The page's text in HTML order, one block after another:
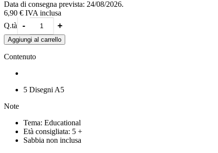
Il basket - L'hockey - Il parco giochi . Una volta colorati con la
sabbia, i disegni possono essere usati come cartoline per
accompagnare un messaggio o quadretti da appendere nella
cameretta, senza ulteriori trattamenti, perché la sabbia rimane
perfettamente incollata ai disegni. SI può anche giocare a mischiare i
disegni e riformare le coppie! All'interno dell'album sono presenti le
istruzioni con gli esempi colore, ma ogni bambino è libero di
estro creativo.
Questo album è realizzato con il patrocinio gratuito
2001 aiuta le famiglie dei bambini con SMA (Atrofia Muscolare
SMA, per aiutare l'associazione a sostenere la ricerca, affinché in
futuro la SMA faccia sempre meno paura.
Data di consegna prevista: 24/08/2026.
6,90 € IVA inclusa
Q.tà
- +
Aggiungi al carrello
Contenuto
5 Disegni A5
Note
Tema: Educational
Età consigliata: 5 +
Sabbia non inclusa